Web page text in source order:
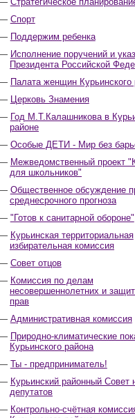
Спорт
Поддержим ребенка
Исполнение поручений и
Президента Российской
Палата женщин Курьинского
Церковь Знамения
Год М.Т.Калашникова в
районе
Особые ДЕТИ - Мир без
Межведомственный проект
для школьников"
Общественное обсуждение
среднесрочного прогноза
"Готов к санитарной обороне"
Курьинская территориальная
избирательная комиссия
Совет отцов
Комиссия по делам
несовершеннолетних и
прав
Административная комиссия
Природно-климатические
Курьинского района
Ты - предприниматель!
Курьинский районный Совет
депутатов
Контрольно-счётная